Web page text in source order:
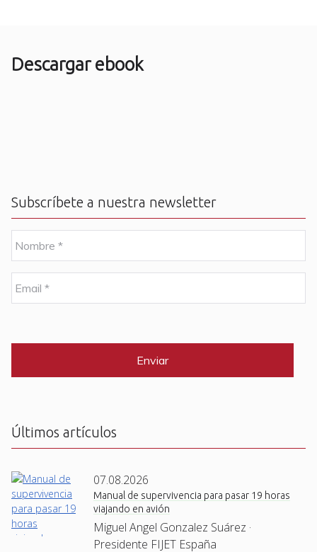
Descargar ebook
Subscríbete a nuestra newsletter
o
m
e
m
a
C
Últimos artículos
07.08.2026
Manual de supervivencia para pasar 19 horas
viajando en avión
Miguel Angel Gonzalez Suárez ·
Presidente FIJET España